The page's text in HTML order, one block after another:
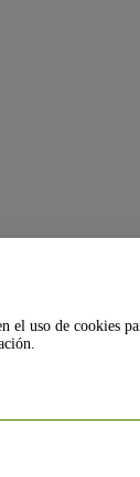
el uso de cookies